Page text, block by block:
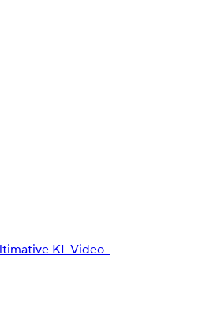
KI-Video-